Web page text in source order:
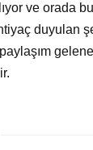
ve orada
duyulan